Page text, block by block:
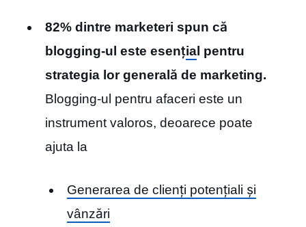
82% dintre marketeri spun că
blogging-ul este esențial pentru
strategia lor generală de marketing.
Blogging-ul pentru afaceri este un
instrument valoros, deoarece poate
ajuta la
Generarea de clienți potențiali și
vânzări